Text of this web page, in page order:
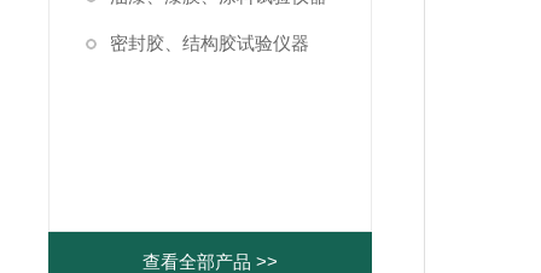
密封胶、结构胶试验仪器
查看全部产品 >>